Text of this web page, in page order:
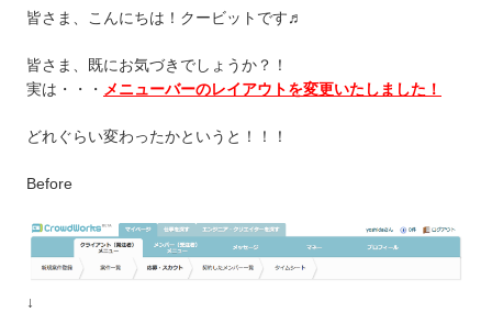
皆さま、こんにちは！クービットです♬
皆さま、既にお気づきでしょうか？！
実は・・・ メニューバーのレイアウトを変更いたしました！
どれぐらい変わったかというと！！！
Before
↓